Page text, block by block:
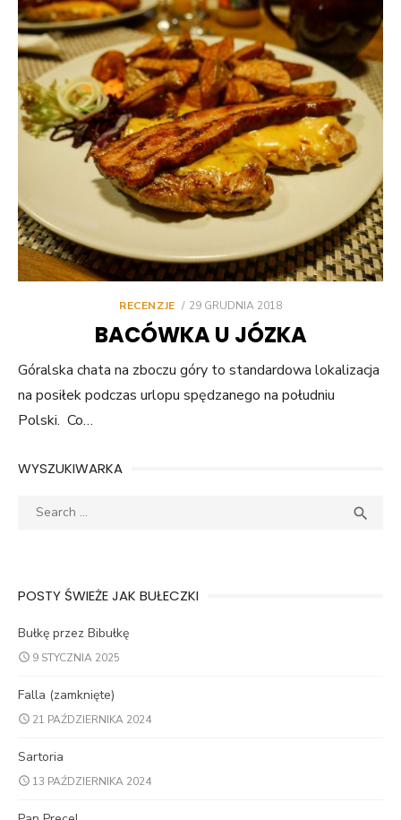
RECENZJE
POSTED
29 GRUDNIA 2018
BACÓWKA U JÓZKA
Góralska chata na zboczu góry to standardowa lokalizacja
na posiłek podczas urlopu spędzanego na południu
Polski. Co…
WYSZUKIWARKA
Search

POSTY ŚWIEŻE JAK BUŁECZKI
Bułkę przez Bibułkę
9 STYCZNIA 2025
Falla (zamknięte)
21 PAŹDZIERNIKA 2024
Sartoria
13 PAŹDZIERNIKA 2024